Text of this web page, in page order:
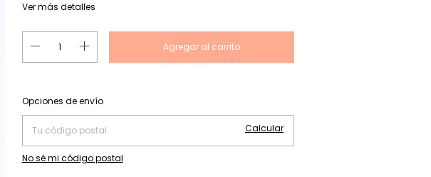
Ver más detalles
Entregas para el CP:
Opciones de envío
Calcular
No sé mi código postal